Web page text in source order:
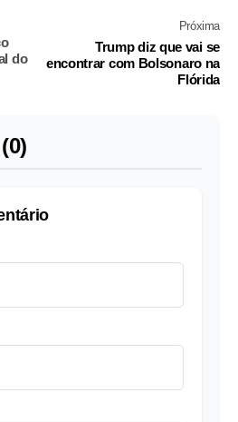
do
Próxima
Trump diz que vai se
encontrar com Bolsonaro na
Flórida